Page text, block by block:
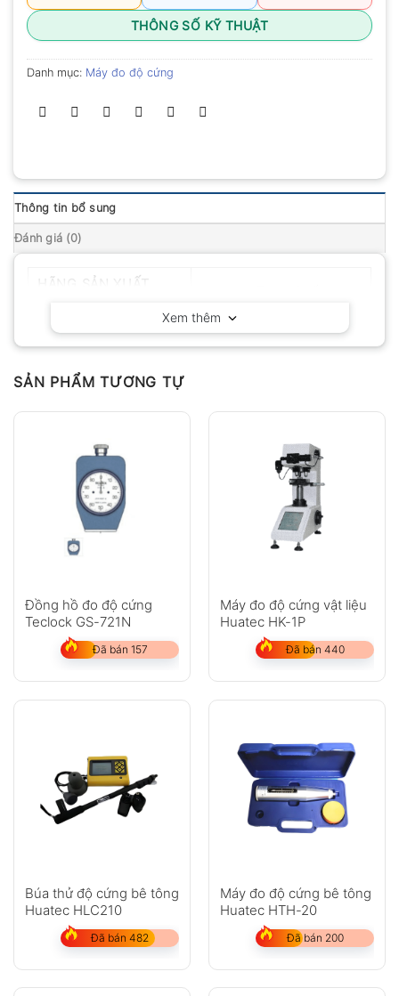
THÔNG SỐ KỸ THUẬT
Danh mục: Máy đo độ cứng
Thông tin bổ sung
Đánh giá (0)
Xem thêm
SẢN PHẨM TƯƠNG TỰ
Đồng hồ đo độ cứng
Teclock GS-721N
Đã bán 157
Máy đo độ cứng vật liệu
Huatec HK-1P
Đã bán 440
Búa thử độ cứng bê tông
Huatec HLC210
Đã bán 482
Máy đo độ cứng bê tông
Huatec HTH-20
Đã bán 200